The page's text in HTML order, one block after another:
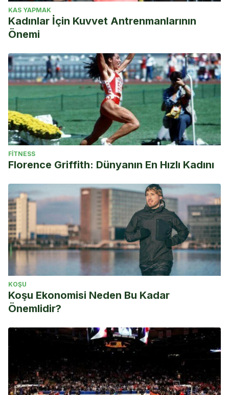
KAS YAPMAK
Kadınlar İçin Kuvvet Antrenmanlarının
Önemi
FITNESS
Florence Griffith: Dünyanın En Hızlı Kadını
KOŞU
Koşu Ekonomisi Neden Bu Kadar
Önemlidir?